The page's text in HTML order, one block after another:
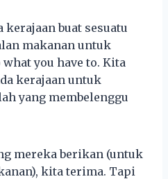
buat sesuatu
makanan untuk
you have to. Kita
kerajaan untuk
yang membelenggu
mereka berikan (untuk
kita terima. Tapi